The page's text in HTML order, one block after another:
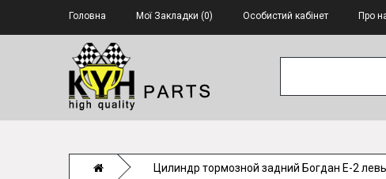
Головна Мої Закладки (0) Особистий кабінет Про
Цилиндр тормозной задний Богдан Е-2